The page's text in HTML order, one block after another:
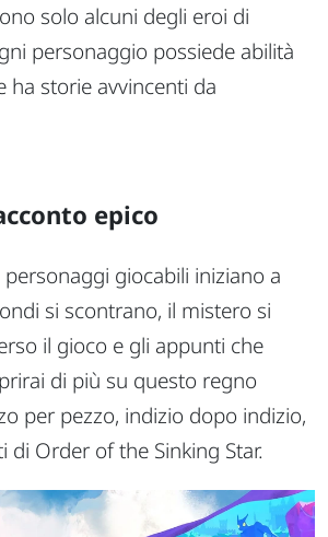
solo alcuni degli eroi di
personaggio possiede abilità
ha storie avvincenti da
epico
giocabili iniziano a
si scontrano, il mistero si
il gioco e gli appunti che
di più su questo regno
per pezzo, indizio dopo indizio,
di Order of the Sinking Star.